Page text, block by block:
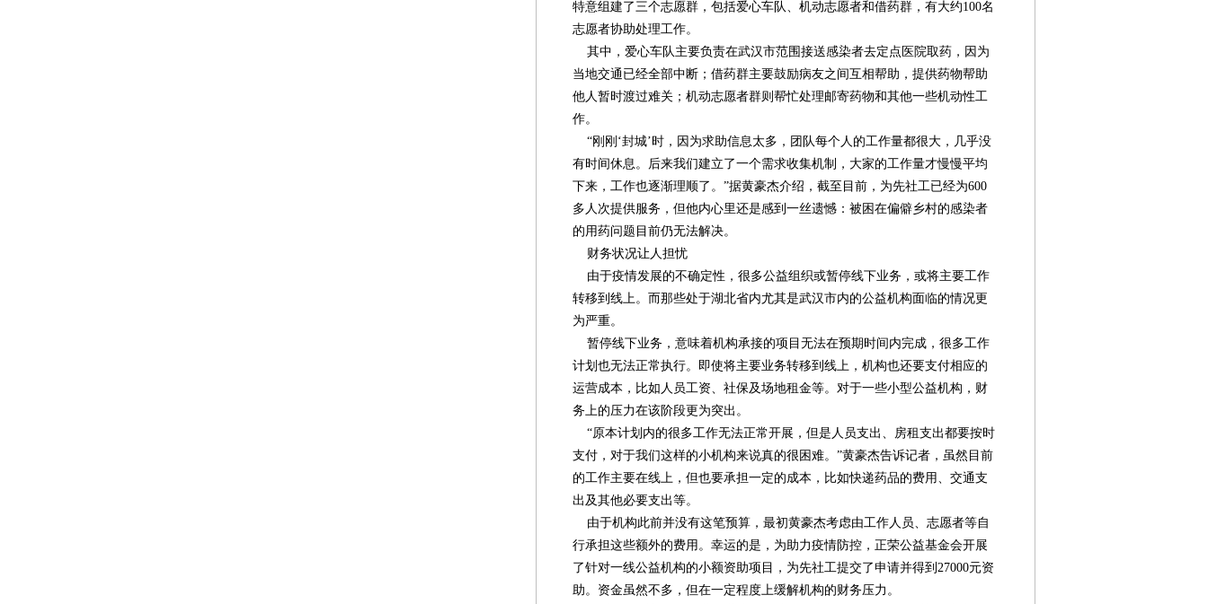
特意组建了三个志愿群，包括爱心车队、机动志愿者和借药群，有大约100名
志愿者协助处理工作。
其中，爱心车队主要负责在武汉市范围接送感染者去定点医院取药，因为
当地交通已经全部中断；借药群主要鼓励病友之间互相帮助，提供药物帮助
他人暂时渡过难关；机动志愿者群则帮忙处理邮寄药物和其他一些机动性工
作。
“刚刚‘封城’时，因为求助信息太多，团队每个人的工作量都很大，几乎没
有时间休息。后来我们建立了一个需求收集机制，大家的工作量才慢慢平均
下来，工作也逐渐理顺了。”据黄豪杰介绍，截至目前，为先社工已经为600
多人次提供服务，但他内心里还是感到一丝遗憾：被困在偏僻乡村的感染者
的用药问题目前仍无法解决。
财务状况让人担忧
由于疫情发展的不确定性，很多公益组织或暂停线下业务，或将主要工作
转移到线上。而那些处于湖北省内尤其是武汉市内的公益机构面临的情况更
为严重。
暂停线下业务，意味着机构承接的项目无法在预期时间内完成，很多工作
计划也无法正常执行。即使将主要业务转移到线上，机构也还要支付相应的
运营成本，比如人员工资、社保及场地租金等。对于一些小型公益机构，财
务上的压力在该阶段更为突出。
“原本计划内的很多工作无法正常开展，但是人员支出、房租支出都要按时
支付，对于我们这样的小机构来说真的很困难。”黄豪杰告诉记者，虽然目前
的工作主要在线上，但也要承担一定的成本，比如快递药品的费用、交通支
出及其他必要支出等。
由于机构此前并没有这笔预算，最初黄豪杰考虑由工作人员、志愿者等自
行承担这些额外的费用。幸运的是，为助力疫情防控，正荣公益基金会开展
了针对一线公益机构的小额资助项目，为先社工提交了申请并得到27000元资
助。资金虽然不多，但在一定程度上缓解机构的财务压力。